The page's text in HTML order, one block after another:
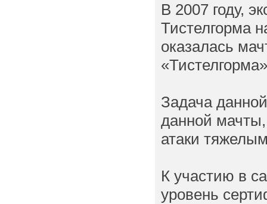
В 2007 году,
Тистелгорма
оказалась
Задача
данной
атаки
К участию в
уровень